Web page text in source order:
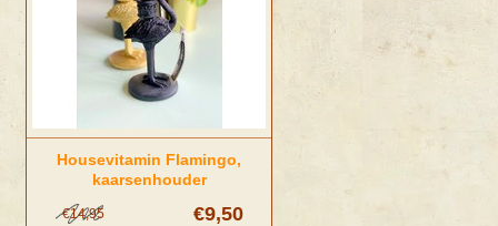
Housevitamin Flamingo,
kaarsenhouder
€9,50
€14,95